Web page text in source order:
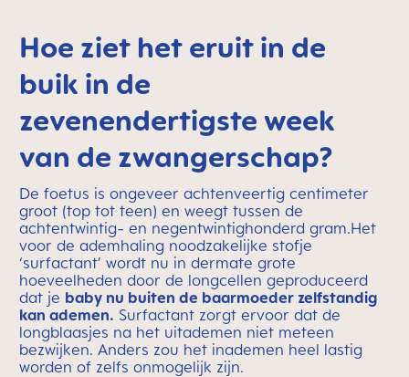
Hoe ziet het eruit in de
buik in de
zevenendertigste week
van de zwangerschap?
De foetus is ongeveer achtenveertig centimeter
groot (top tot teen) en weegt tussen de
achtentwintig- en negentwintighonderd gram.Het
voor de ademhaling noodzakelijke stofje
‘surfactant’ wordt nu in dermate grote
hoeveelheden door de longcellen geproduceerd
dat je baby nu buiten de baarmoeder zelfstandig
kan ademen. Surfactant zorgt ervoor dat de
longblaasjes na het uitademen niet meteen
bezwijken. Anders zou het inademen heel lastig
worden of zelfs onmogelijk zijn.